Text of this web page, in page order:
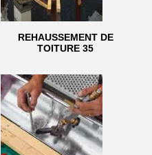
REHAUSSEMENT DE
TOITURE 35